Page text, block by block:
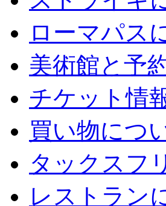
ローマパス
美術館と予
チケット情
買い物につ
タックスフ
レストラン